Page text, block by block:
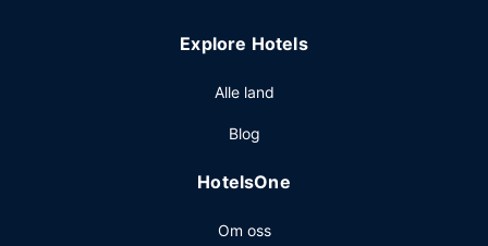
tilbys daglig fra kl. 07.00 til kl. 11.00 mot et tillegg.
forretningssenter, en døgnåpen resepsjon og
typer møter og eventer. Gjestene tilbys ubetjent parkering
Explore Hotels
Alle land
Blog
HotelsOne
Om oss